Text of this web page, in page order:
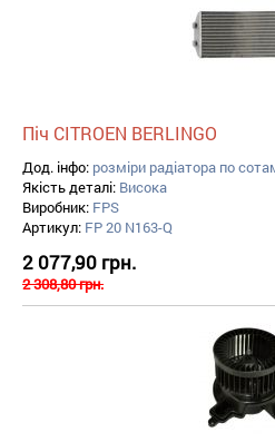
Піч CITROEN BERLINGO
Дод. інфо: розміри радіатора по
Якість деталі: Висока
Виробник: FPS
Артикул: FP 20 N163-Q
2 077,90 грн.
2 308,80 грн.